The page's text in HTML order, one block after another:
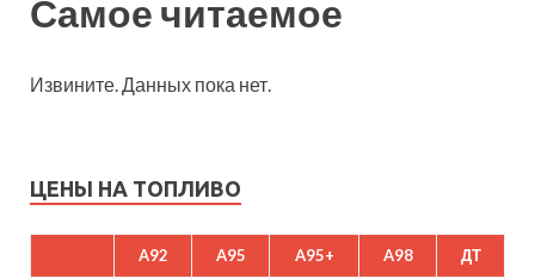
Самое читаемое
Извините. Данных пока нет.
ЦЕНЫ НА ТОПЛИВО
A92 A95 A95+ A98 ДТ